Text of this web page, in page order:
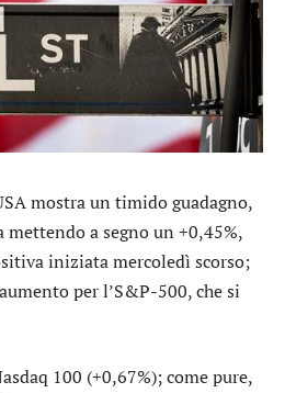
mostra un timido guadagno,
mettendo a segno un +0,45%,
iniziata mercoledì scorso;
per l’S&P-500, che si
100 (+0,67%); come pure,